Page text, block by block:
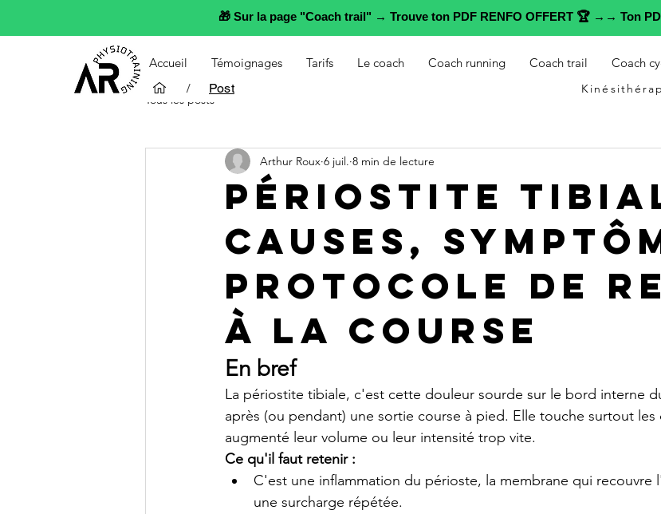
🎁 Sur la page "Coach trail" → Trouve ton PDF RENFO OFFERT 🏆 →→ Ton
Accueil Témoignages Tarifs Le coach Coach running Coach trail Coach
/
Post
Tous les posts
Périostite
Causes,
Protocole de
à la Course
Arthur Roux 6 juil. 8 min de lecture
En bref
La périostite tibiale, c'est cette douleur sourde sur le bord interne
après (ou pendant) une sortie course à pied. Elle touche surtout
augmenté leur volume ou leur intensité trop vite.
Ce qu'il faut retenir :
C'est une inflammation du périoste, la membrane qui recouvre
une surcharge répétée.